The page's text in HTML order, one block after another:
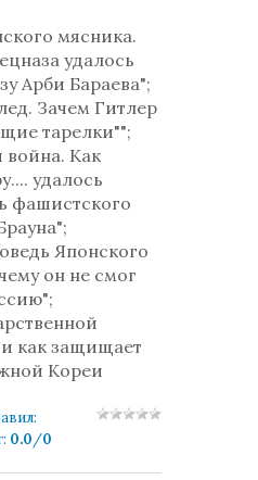
мясника.
удалось
Арби Бараева";
Зачем Гитлер
тарелки"";
война. Как
удалось
фашистского
Японского
он не смог
как защищает
Кореи
:
: 0.0/0